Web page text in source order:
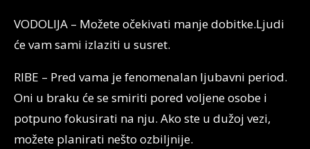
VODOLIJA – Možete očekivati manje dobitke.Ljudi
će vam sami izlaziti u susret.
RIBE – Pred vama je fenomenalan ljubavni period.
Oni u braku će se smiriti pored voljene osobe i
potpuno fokusirati na nju. Ako ste u dužoj vezi,
možete planirati nešto ozbiljnije.